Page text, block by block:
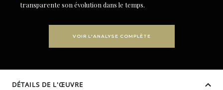
transparente son évolution dans le temps.
VOIR L'ANALYSE COMPLÈTE
DÉTAILS DE L'ŒUVRE